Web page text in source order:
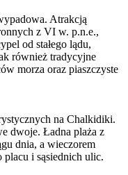
Atrakcją
z VI w. p.n.e.,
od stałego lądu,
również tradycyjne
morza oraz piaszczyste
na Chalkidiki.
dwoje. Ładna plaża z
dnia, a wieczorem
placu i sąsiednich ulic.